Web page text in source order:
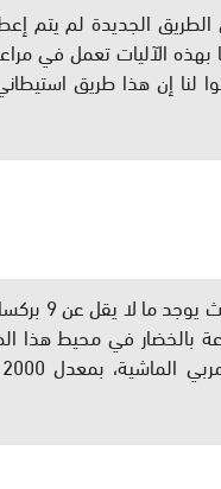
الجديدة لم يتم
الآليات تعمل في
لنا إن هذا طريق
"هذا
عن 1400 دونم مزروعة بالخضار